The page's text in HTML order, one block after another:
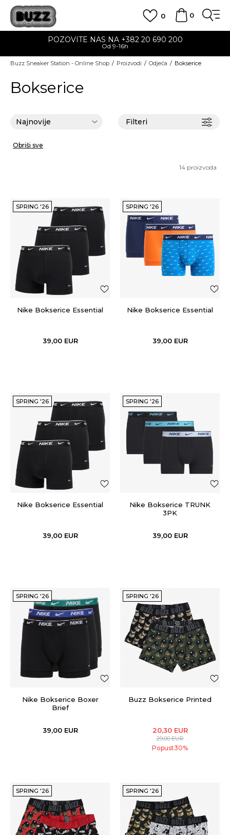
0
0
POZOVITE NAS NA +382 20 690 200
Od 9-16h
Buzz Sneaker Station - Online Shop Proizvodi Odjeća Bokserice
Bokserice
Filteri
Obriši sve
14 proizvoda
SPRING '26
Nike Bokserice Essential
39,00 EUR
SPRING '26
Nike Bokserice Essential
39,00 EUR
SPRING '26
Nike Bokserice Essential
39,00 EUR
SPRING '26
Nike Bokserice TRUNK
3PK
39,00 EUR
SPRING '26
Nike Bokserice Boxer
Brief
39,00 EUR
SPRING '26
Buzz Bokserice Printed
20,30 EUR
29,00EUR
Popust30%
SPRING '26 SPRING '26